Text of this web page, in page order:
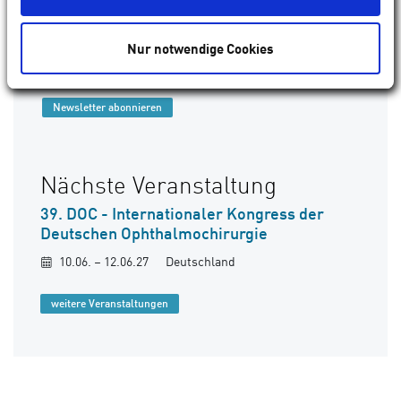
Nur notwendige Cookies
Newsletter abonnieren
Nächste Veranstaltung
39. DOC - Internationaler Kongress der
Deutschen Ophthalmochirurgie
10.06. – 12.06.27 Deutschland
weitere Veranstaltungen